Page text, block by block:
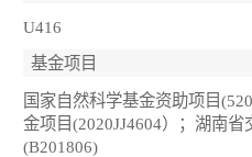
U416
基金项目
国家自然科学基金资助项目
金项目(2020JJ4604）；湖南
(B201806)